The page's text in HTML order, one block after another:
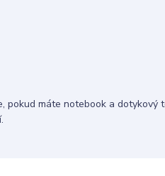
pokud máte notebook a dotykový